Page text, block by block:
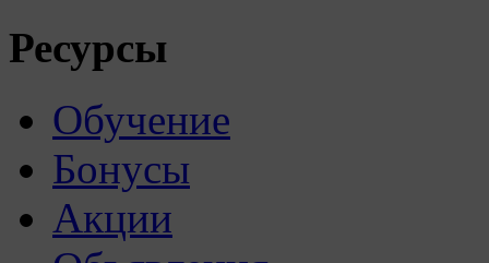
Ресурсы
Обучение
Бонусы
Акции